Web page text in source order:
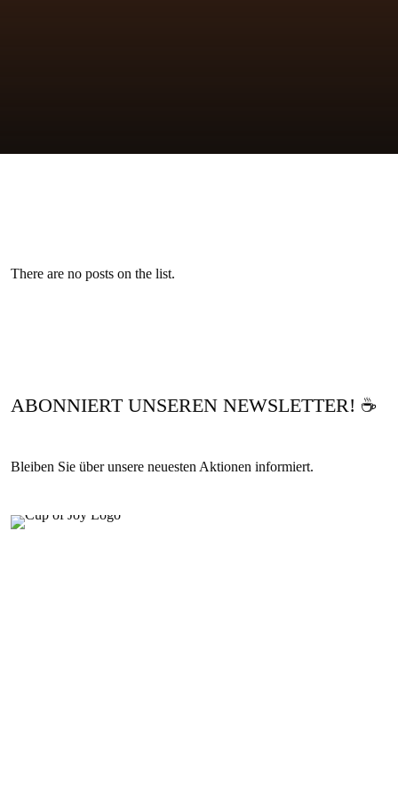
There are no posts on the list.
ABONNIERT UNSEREN NEWSLETTER! ☕
Bleiben Sie über unsere neuesten Aktionen informiert.